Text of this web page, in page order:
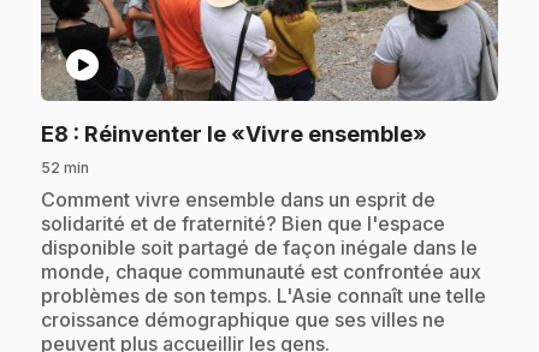
play_circle
E8 : Réinventer le «Vivre ensemble»
52 min
.Comment vivre ensemble dans un esprit de
solidarité et de fraternité? Bien que l'espace
disponible soit partagé de façon inégale dans le
monde, chaque communauté est confrontée aux
problèmes de son temps. L'Asie connaît une telle
croissance démographique que ses villes ne
peuvent plus accueillir les gens.